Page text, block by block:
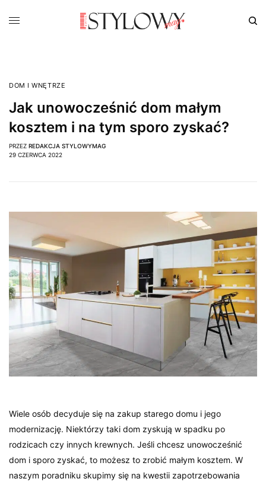
DOM I WNĘTRZE
Jak unowocześnić dom małym
kosztem i na tym sporo zyskać?
PRZEZ REDAKCJA STYLOWYMAG
29 CZERWCA 2022
Wiele osób decyduje się na zakup starego domu i jego
modernizację. Niektórzy taki dom zyskują w spadku po
rodzicach czy innych krewnych. Jeśli chcesz unowocześnić
dom i sporo zyskać, to możesz to zrobić małym kosztem. W
naszym poradniku skupimy się na kwestii zapotrzebowania